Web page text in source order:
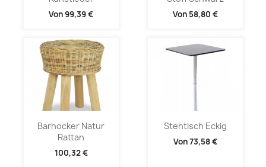
Von99,39 € Von 58,80 €
Barhocker Natur
Rattan
100,32 €
Stehtisch Eckig
Von73,58 €